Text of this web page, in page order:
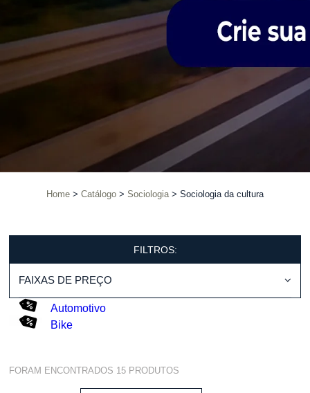
Home Catálogo Sociologia Sociologia da cultura
FILTROS:
FAIXAS DE PREÇO
Automotivo
Bike
FORAM ENCONTRADOS 15 PRODUTOS